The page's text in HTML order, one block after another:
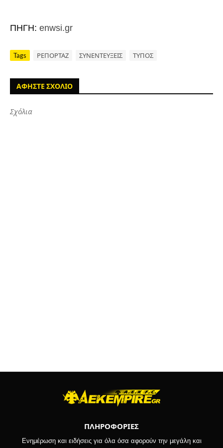
ΠΗΓΗ: enwsi.gr
Tags ΡΕΠΟΡΤΑΖ ΣΥΝΕΝΤΕΥΞΕΙΣ ΤΥΠΟΣ
ΑΦΗΣΤΕ ΣΧΟΛΙΟ
Σχόλια
ΠΛΗΡΟΦΟΡΙΕΣ
Ενημέρωση και ειδήσεις για όλα όσα αφορούν την μεγάλη και